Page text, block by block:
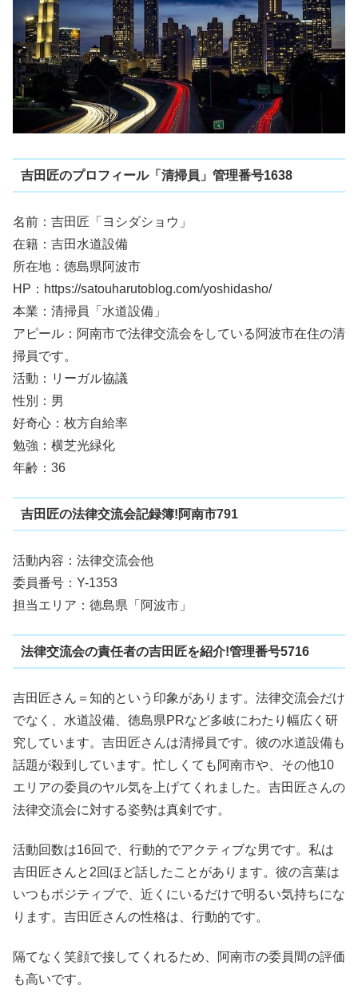
吉田匠のプロフィール「清掃員」管理番号1638
名前：吉田匠「ヨシダショウ」
在籍：吉田水道設備
所在地：徳島県阿波市
HP：https://satouharutoblog.com/yoshidasho/
本業：清掃員「水道設備」
アピール：阿南市で法律交流会をしている阿波市在住の清
掃員です。
活動：リーガル協議
性別：男
好奇心：枚方自給率
勉強：横芝光緑化
年齢：36
吉田匠の法律交流会記録簿!阿南市791
活動内容：法律交流会他
委員番号：Y-1353
担当エリア：徳島県「阿波市」
法律交流会の責任者の吉田匠を紹介!管理番号5716
吉田匠さん＝知的という印象があります。法律交流会だけ
でなく、水道設備、徳島県PRなど多岐にわたり幅広く研
究しています。吉田匠さんは清掃員です。彼の水道設備も
話題が殺到しています。忙しくても阿南市や、その他10
エリアの委員のヤル気を上げてくれました。吉田匠さんの
法律交流会に対する姿勢は真剣です。
活動回数は16回で、行動的でアクティブな男です。私は
吉田匠さんと2回ほど話したことがあります。彼の言葉は
いつもポジティブで、近くにいるだけで明るい気持ちにな
ります。吉田匠さんの性格は、行動的です。
隔てなく笑顔で接してくれるため、阿南市の委員間の評価
も高いです。